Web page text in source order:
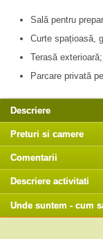
Sală pentru
Curte spațioasă,
Terasă exterioară;
Parcare privată
Descriere
Preturi si camere
Comentarii
Descriere activitati
Unde suntem - cum